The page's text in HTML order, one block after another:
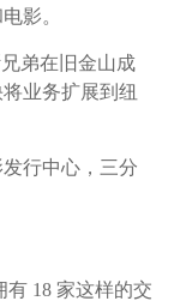
影。
弟在旧金山成
业务扩展到纽
行中心，三分
有 18 家这样的交